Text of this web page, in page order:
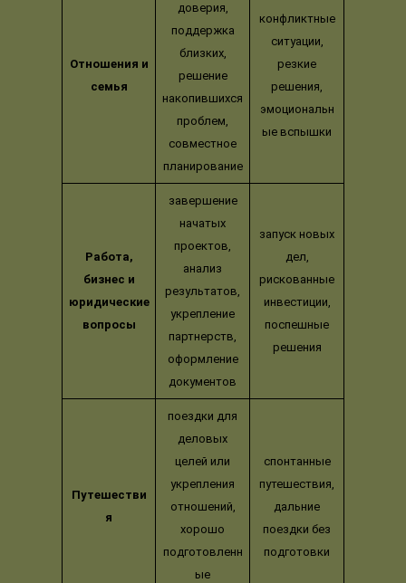
Отношения и
семья
доверия,
поддержка
близких,
решение
накопившихся
проблем,
совместное
планирование
конфликтные
ситуации,
резкие
решения,
эмоциональн
ые вспышки
Работа,
бизнес и
юридические
вопросы
завершение
начатых
проектов,
анализ
результатов,
укрепление
партнерств,
оформление
документов
запуск новых
дел,
рискованные
инвестиции,
поспешные
решения
Путешестви
я
поездки для
деловых
целей или
укрепления
отношений,
хорошо
подготовленн
ые
спонтанные
путешествия,
дальние
поездки без
подготовки